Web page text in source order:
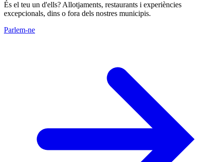
És el teu un d'ells? Allotjaments, restaurants i experiències
excepcionals, dins o fora dels nostres municipis.
Parlem-ne